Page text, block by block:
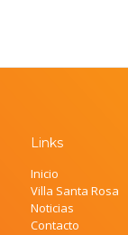
Links
Inicio
Villa Santa Rosa
Noticias
Contacto